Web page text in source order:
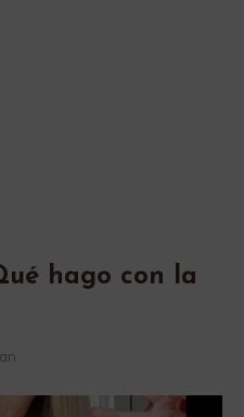
hago con la